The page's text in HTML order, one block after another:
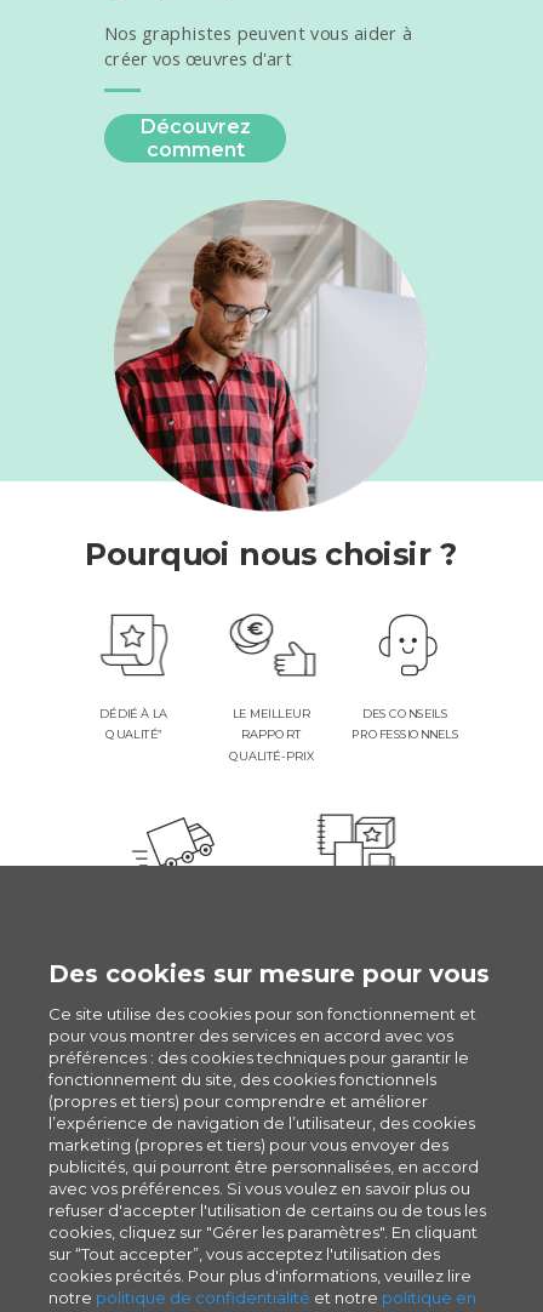
Étiquettes pour confitures
Étiquettes de miel
Nos graphistes peuvent vous aider à
créer vos œuvres d'art
Découvrez
comment
Pourquoi nous choisir ?
DÉDIÉ À LA
QUALITÉ”
LE MEILLEUR
RAPPORT
QUALITÉ-PRIX
DES CONSEILS
PROFESSIONNELS
© 1994–2021 Pixartprinting S.p.A. Subject to
Des cookies sur mesure pour vous
Ce site utilise des cookies pour son fonctionnement et
pour vous montrer des services en accord avec vos
préférences : des cookies techniques pour garantir le
fonctionnement du site, des cookies fonctionnels
(propres et tiers) pour comprendre et améliorer
l’expérience de navigation de l’utilisateur, des cookies
marketing (propres et tiers) pour vous envoyer des
publicités, qui pourront être personnalisées, en accord
avec vos préférences. Si vous voulez en savoir plus ou
refuser d'accepter l'utilisation de certains ou de tous les
cookies, cliquez sur "Gérer les paramètres". En cliquant
sur “Tout accepter”, vous acceptez l'utilisation des
cookies précités. Pour plus d'informations, veuillez lire
notre politique de confidentialité et notre politique en